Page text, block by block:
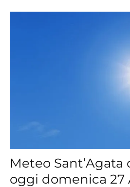
Meteo
oggi domenica 27